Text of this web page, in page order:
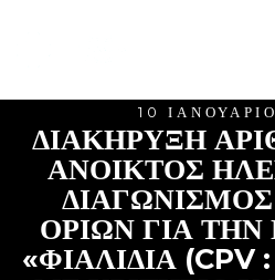
10
ΔΙΑΚΗΡΥΞΗ
ΑΝΟΙΚΤΟΣ
ΟΡΙΩΝ ΓΙΑ
«ΦΙΑΛΙΔΙΑ (CPV